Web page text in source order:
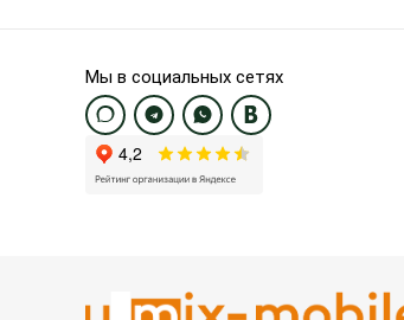
Мы в социальных сетях